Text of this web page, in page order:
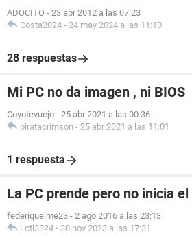
ADOCITO - 23 abr 2012 a las 07:23
Costa2024 - 24 may 2024 a las 11:10
28 respuestas
Mi PC no da imagen , ni BIOS
Coyotevuejo - 25 abr 2021 a las 00:36
piratacrimson - 25 abr 2021 a las 11:01
1 respuesta
La PC prende pero no inicia el
federiquelme23 - 2 ago 2016 a las 23:13
Loti3324 - 30 nov 2023 a las 17:31